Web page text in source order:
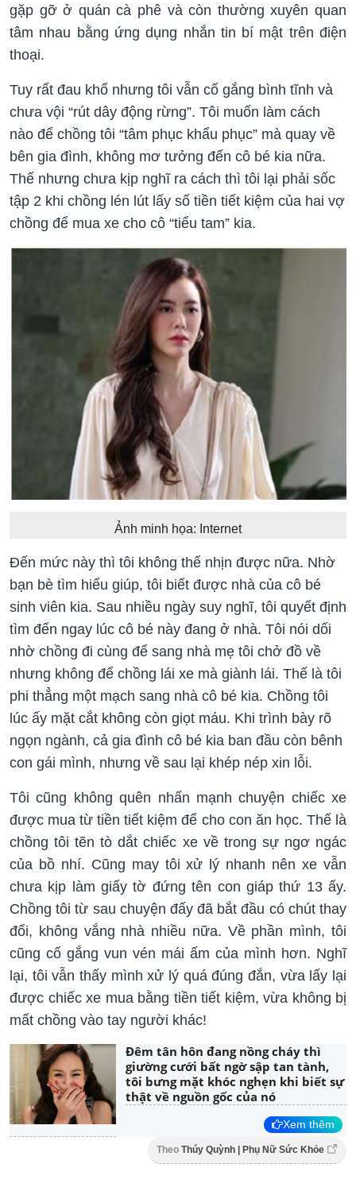
gặp gỡ ở quán cà phê và còn thường xuyên quan
tâm nhau bằng ứng dụng nhắn tin bí mật trên điện
thoại.
Tuy rất đau khổ nhưng tôi vẫn cố gắng bình tĩnh và
chưa vội “rút dây động rừng”. Tôi muốn làm cách
nào để chồng tôi “tâm phục khẩu phục” mà quay về
bên gia đình, không mơ tưởng đến cô bé kia nữa.
Thế nhưng chưa kịp nghĩ ra cách thì tôi lại phải sốc
tập 2 khi chồng lén lút lấy số tiền tiết kiệm của hai vợ
chồng để mua xe cho cô “tiểu tam” kia.
Ảnh minh họa: Internet
Đến mức này thì tôi không thể nhịn được nữa. Nhờ
bạn bè tìm hiểu giúp, tôi biết được nhà của cô bé
sinh viên kia. Sau nhiều ngày suy nghĩ, tôi quyết định
tìm đến ngay lúc cô bé này đang ở nhà. Tôi nói dối
nhờ chồng đi cùng để sang nhà mẹ tôi chở đồ về
nhưng không để chồng lái xe mà giành lái. Thế là tôi
phi thẳng một mạch sang nhà cô bé kia. Chồng tôi
lúc ấy mặt cắt không còn giọt máu. Khi trình bày rõ
ngọn ngành, cả gia đình cô bé kia ban đầu còn bênh
con gái mình, nhưng về sau lại khép nép xin lỗi.
Tôi cũng không quên nhấn mạnh chuyện chiếc xe
được mua từ tiền tiết kiệm để cho con ăn học. Thế là
chồng tôi tẽn tò dắt chiếc xe về trong sự ngơ ngác
của bồ nhí. Cũng may tôi xử lý nhanh nên xe vẫn
chưa kịp làm giấy tờ đứng tên con giáp thứ 13 ấy.
Chồng tôi từ sau chuyện đấy đã bắt đầu có chút thay
đổi, không vắng nhà nhiều nữa. Về phần mình, tôi
cũng cố gắng vun vén mái ấm của mình hơn. Nghĩ
lại, tôi vẫn thấy mình xử lý quá đúng đắn, vừa lấy lại
được chiếc xe mua bằng tiền tiết kiệm, vừa không bị
mất chồng vào tay người khác!
Đêm tân hôn đang nồng cháy thì
giường cưới bất ngờ sập tan tành,
tôi bưng mặt khóc nghẹn khi biết sự
thật về nguồn gốc của nó
Xem thêm
Theo Thúy Quỳnh | Phụ Nữ Sức Khỏe